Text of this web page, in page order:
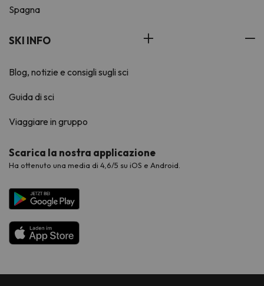
Spagna
SKI INFO
Blog, notizie e consigli sugli sci
Guida di sci
Viaggiare in gruppo
Scarica la nostra applicazione
Ha ottenuto una media di 4,6/5 su iOS e Android.